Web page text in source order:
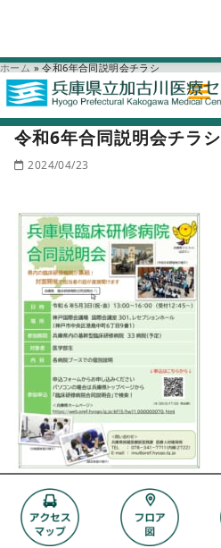
ホーム » 令和6年合同説明会チラシ
令和6年合同説明会チラシ
2024/04/23